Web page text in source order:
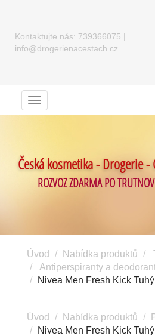
Kontaktujte nás: 739366075 |
info@drogerienacestach.cz
Menu
Česká kosmetika - Drogerie -
ROZVOZ ZDARMA PO
Úvod Nabídka produktů
Antiperspiranty a
Nivea Men Fresh Kick
Úvod Nabídka produktů
Nivea Men Fresh Kick